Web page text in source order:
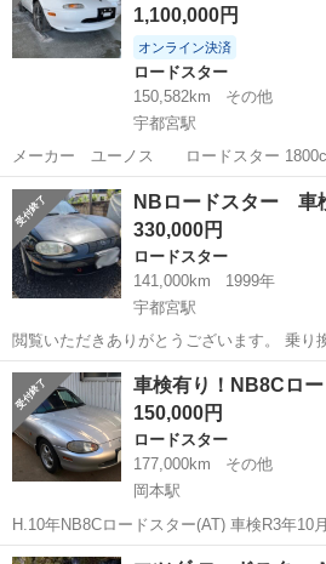
1,100,000円
オンライン決済
ロードスター
150,582km
その他
宇都宮駅
メーカー ユーノス ロードスター
金、白オールペン済 ハードトップ、タイベ
ターポンプ新品 ファンベルト新品 エンジン
パワステ○ 純...
栃木 宇都宮市 宇都宮駅 ロード
NBロードスター 車
330,000円
ロードスター
141,000km
1999年
宇都宮駅
閲覧いただきありがとうございます。 乗り
マツダ ロードスター(NB6C)になります。 以下車両状態 本体価格
350,000円 年式 1999年 走行距離 14万キ
4...
栃木 宇都宮市 宇都宮駅 ロード
車検有り！NB8Cロ
150,000円
ロードスター
177,000km
その他
岡本駅
H.10年NB8Cロードスター(AT) 車検R3年10
歴不明 ETC付 基本的にノーマル タイミン
栃木 宇都宮市 岡本駅 ロードス